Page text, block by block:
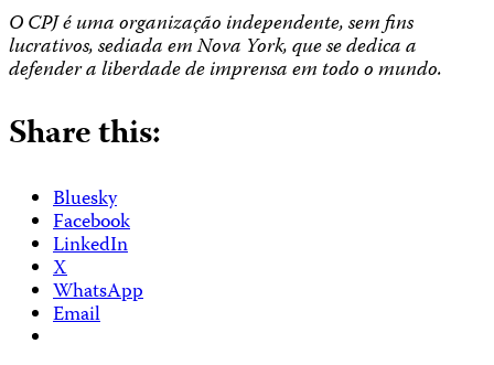
O CPJ é uma organização independente, sem fins
lucrativos, sediada em Nova York, que se dedica a
defender a liberdade de imprensa em todo o mundo.
Share this:
Bluesky
Facebook
LinkedIn
X
WhatsApp
Email